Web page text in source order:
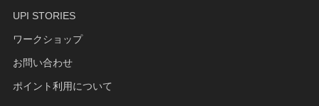
UPI STORIES
ワークショップ
お問い合わせ
ポイント利用について